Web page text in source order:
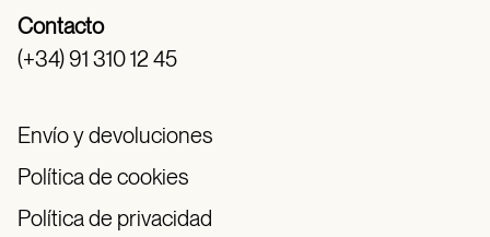
Contacto
(+34) 91 310 12 45
Envío y devoluciones
Política de cookies
Política de privacidad